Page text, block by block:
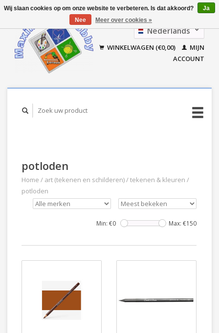
Nederlands
Français
WINKELWAGEN (€0,00)
MIJN
ACCOUNT
potloden
Home / art (tekenen en schilderen)/tekenen & kleuren /
potloden
Min: €0 Max: €150
Wij slaan cookies op om onze website te verbeteren. Is dat akkoord?
Ja
Nee
Meer over cookies »